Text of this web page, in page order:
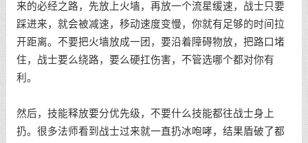
来的必经之路，先放上火墙，再放一个流星缓速，战士只要
踩进来，就会被减速，移动速度变慢，你就有足够的时间拉
开距离。不要把火墙放成一团，要沿着障碍物放，把路口堵
住，战士要么绕路，要么硬扛伤害，不管选哪个都对你有
利。
然后，技能释放要分优先级，不要什么技能都往战士身上
扔。很多法师看到战士过来就一直扔冰咆哮，结果盾破了都